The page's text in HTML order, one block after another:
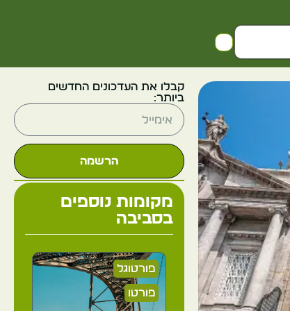
קבלו את העדכונים החדשים
ביותר:
הרשמה
מקומות נוספים
בסביבה
פורטוגל
פורטו